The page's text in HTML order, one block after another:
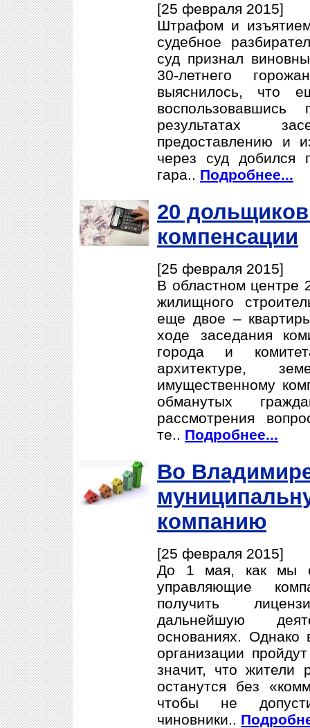
[25 февраля 2015]
Штрафом и изъятием
судебное
суд признал
30-летнего
выяснилось, что
результатах
предоставлению и
через суд добился
гара.. Подробнее...
20
компенсации
[25 февраля 2015]
В областном центре
жилищного
еще двое –
ходе заседания
города и
архитектуре,
имущественному
обманутых
рассмотрения
те.. Подробнее...
Во
компанию
[25 февраля 2015]
До 1 мая, как мы
управляющие
получить
дальнейшую
основаниях.
организации
значит, что жители
останутся без
чтобы не
чиновники..